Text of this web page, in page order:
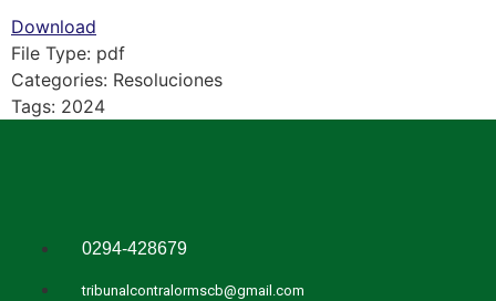
Download
File Type: pdf
Categories: Resoluciones
Tags: 2024
0294-428679
tribunalcontralormscb@gmail.com